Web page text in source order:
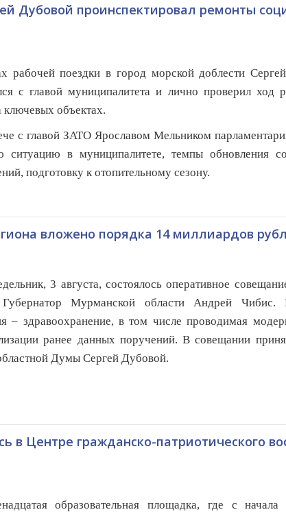
Дубовой проинспектировал ремонты
рабочей поездки в город морской доблести
с главой муниципалитета и лично проверил ход
ключевых объектах.
с главой ЗАТО Ярославом Мельником
ситуацию в муниципалитете, темпы обновления
подготовку к отопительному сезону.
вложено порядка 14 миллиардов
3 августа, состоялось оперативное
Мурманской области Андрей Чибис.
– здравоохранение, в том числе проводимая
ранее данных поручений. В совещании
Думы Сергей Дубовой.
в Центре гражданско-патриотического
образовательная площадка, где с